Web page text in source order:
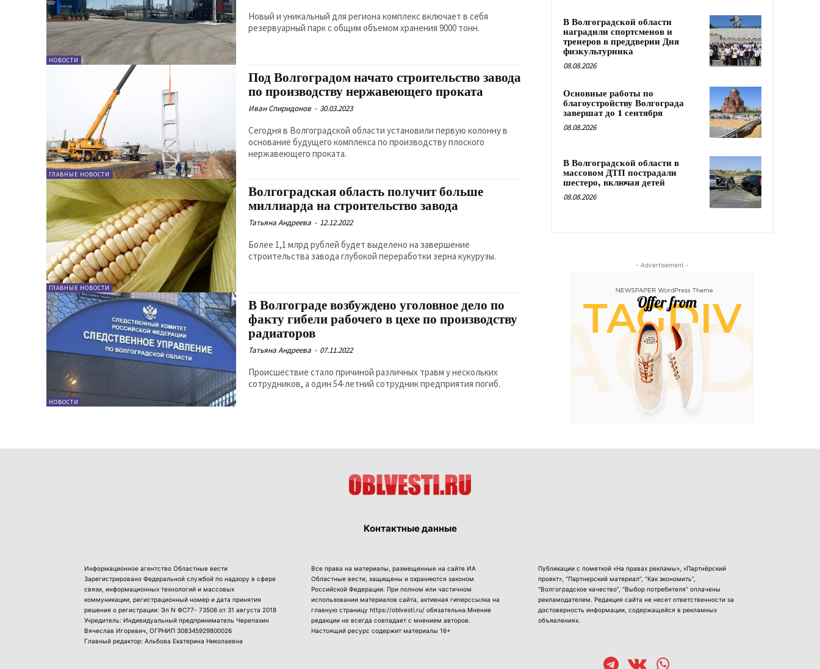
НОВОСТИ
Новый и уникальный для региона комплекс включает в себя
резервуарный парк с общим объемом хранения 9000 тонн.
ГЛАВНЫЕ НОВОСТИ
Под Волгоградом начато строительство завода
по производству нержавеющего проката
Иван Спиридонов - 30.03.2023
Сегодня в Волгоградской области установили первую колонну в
основание будущего комплекса по производству плоского
нержавеющего проката.
ГЛАВНЫЕ НОВОСТИ
Волгоградская область получит больше
миллиарда на строительство завода
Татьяна Андреева - 12.12.2022
Более 1,1 млрд рублей будет выделено на завершение
строительства завода глубокой переработки зерна кукурузы.
НОВОСТИ
В Волгограде возбуждено уголовное дело по
факту гибели рабочего в цехе по производству
радиаторов
Татьяна Андреева - 07.11.2022
Происшествие стало причиной различных травм у нескольких
сотрудников, а один 54-летний сотрудник предприятия погиб.
В Волгоградской области
наградили спортсменов и
тренеров в преддверии Дня
физкультурника
08.08.2026
Основные работы по
благоустройству Волгограда
завершат до 1 сентября
08.08.2026
В Волгоградской области в
массовом ДТП пострадали
шестеро, включая детей
08.08.2026
- Advertisement -
Контактные данные
Информационное агентство Областные вести
Зарегистрировано Федеральной службой по надзору в сфере
связи, информационных технологий и массовых
коммуникации, регистрационный номер и дата принятия
решения о регистрации: Эл N ФС77- 73506 от 31 августа 2018
Учредитель: Индивидуальный предприниматель Черепахин
Вячеслав Игоревич, ОГРНИП 308345929800026
Главный редактор: Альбова Екатерина Николаевна
Все права на материалы, размещенные на сайте ИА
Областные вести, защищены и охраняются законом
Российской Федерации. При полном или частичном
использовании материалов сайта, активная гиперссылка на
главную страницу https://oblvesti.ru/ обязательна.Мнение
редакции не всегда совпадает с мнением авторов.
Настоящий ресурс содержит материалы 16+
Публикации с пометкой «На правах рекламы», «Партнёрский
проект», “Партнерский материал”, “Как экономить”,
“Волгоградское качество”, “Выбор потребителя” оплачены
рекламодателем. Редакция сайта не несет ответственности за
достоверность информации, содержащейся в рекламных
объявлениях.